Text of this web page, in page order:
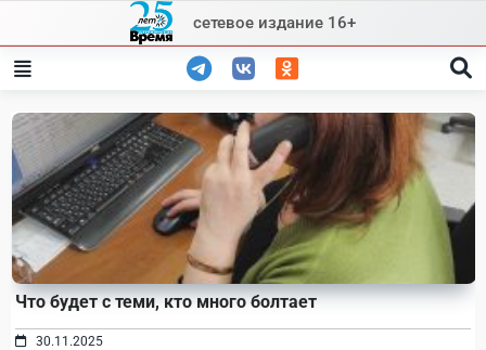
content
сетевое издание 16+
Что будет с теми, кто много болтает
30.11.2025